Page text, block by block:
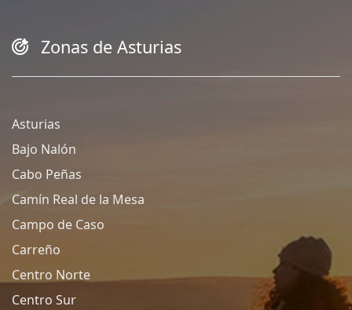
Zonas de Asturias
Asturias
Bajo Nalón
Cabo Peñas
Camín Real de la Mesa
Campo de Caso
Carreño
Centro Norte
Centro Sur